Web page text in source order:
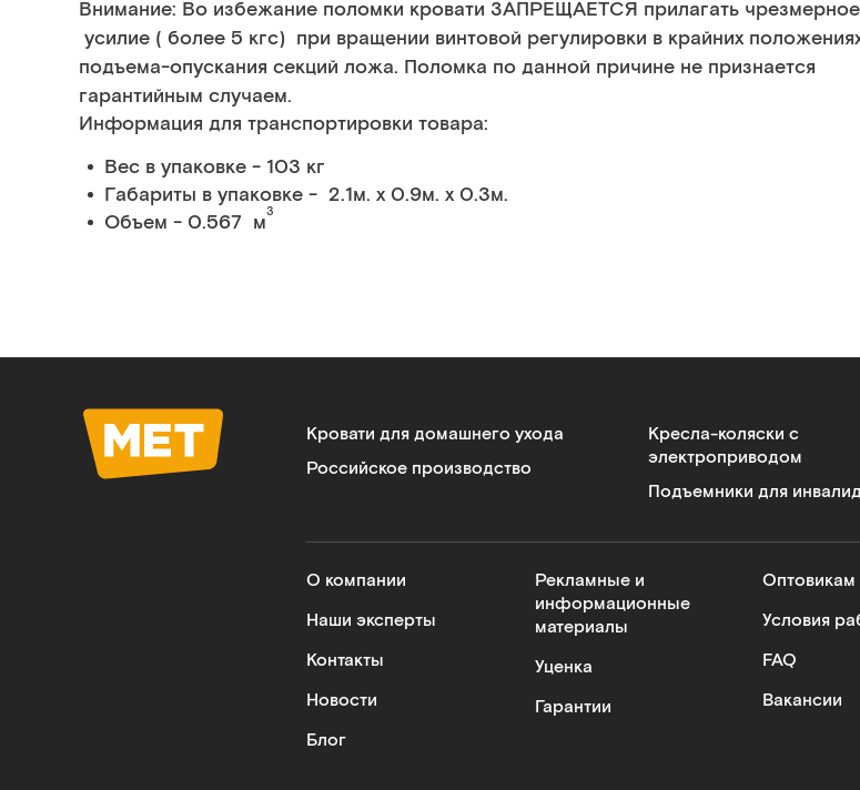
Внимание: Во избежание поломки кровати ЗАПРЕЩАЕТСЯ прилагать чрезмерное
усилие ( более 5 кгс) при вращении винтовой регулировки в крайних
подъема-опускания секций ложа. Поломка по данной причине не признается
гарантийным случаем.
Информация для транспортировки товара:
Вес в упаковке - 103 кг
Габариты в упаковке - 2.1м. x 0.9м. x 0.3м.
Объем - 0.567 м3
Кровати для домашнего ухода
Российское производство
Кресла-коляски с
электроприводом
Подъемники для
О компании
Наши эксперты
Контакты
Новости
Блог
Рекламные и
информационные
материалы
Уценка
Гарантии
Оптовикам
Условия
FAQ
Вакансии